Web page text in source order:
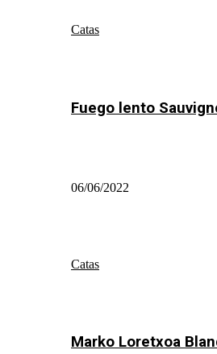
Catas
Fuego lento
06/06/2022
Catas
Marko Loretxoa